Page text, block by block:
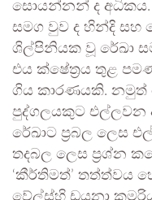
සොයන්නන් ද අධිකය.
සමග වුව ද හින්දි සහ
ශිල්පිනියක වූ රේඛා
එය ක්ෂේත්‍රය තුළ
ගිය කාරණයකි. නමුත්
පුද්ගලයකුට එල්ලවන
රේඛාට ප්‍රබල ලෙස
තදබල ලෙස ප්‍රශ්න
‘කීර්තිමත්’ තත්ත්වය
වේල්ස්හි ඩයනා